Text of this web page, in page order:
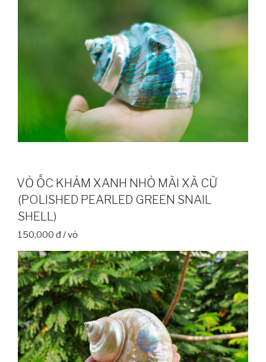
VỎ ỐC KHẢM XANH NHỎ MÀI XÀ CỪ
(POLISHED PEARLED GREEN SNAIL
SHELL)
150,000 đ / vỏ